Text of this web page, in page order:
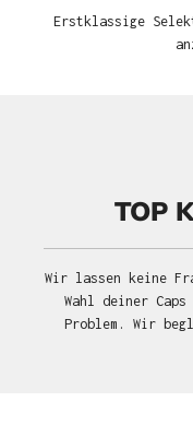
Erstklassige
TOP
Wir lassen keine
Wahl deiner
Problem. Wir